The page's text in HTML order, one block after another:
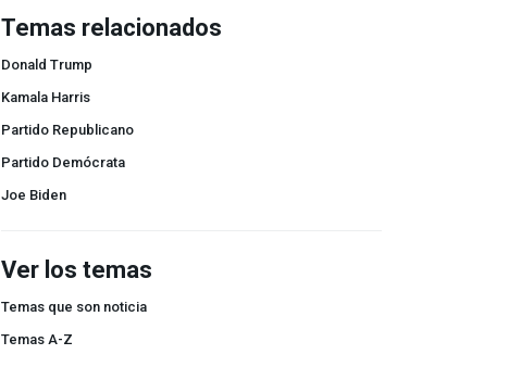
Temas relacionados
Donald Trump
Kamala Harris
Partido Republicano
Partido Demócrata
Joe Biden
Ver los temas
Temas que son noticia
Temas A-Z